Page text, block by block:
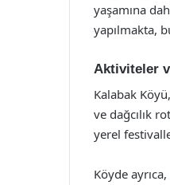
yaşamına
yapılmakta,
Aktiviteler
Kalabak
ve dağcılık
yerel
Köyde